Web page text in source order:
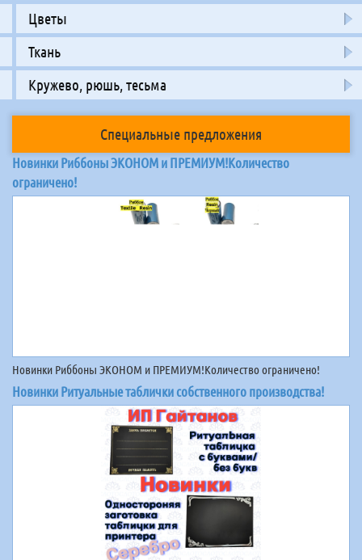
Цветы
Ткань
Кружево, рюшь, тесьма
Специальные предложения
Новинки Риббоны ЭКОНОМ и ПРЕМИУМ!Количество
ограничено!
Новинки Риббоны ЭКОНОМ и ПРЕМИУМ!Количество ограничено!
Новинки Ритуальные таблички собственного производства!